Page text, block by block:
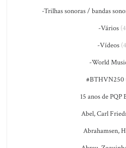
-Trilhas sonoras / bandas
-Vários
-Vídeos
-World
#BTHVN250
15 anos de PQP
Abel, Carl
Abrahamsen,